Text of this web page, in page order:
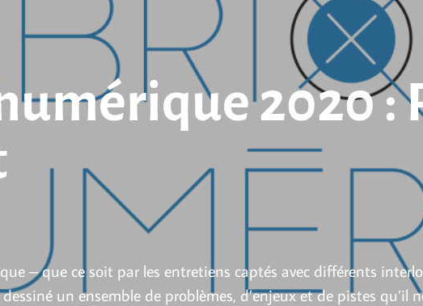
2020 :
– que ce soit par les entretiens captés avec différents
un ensemble de problèmes, d’enjeux et de pistes